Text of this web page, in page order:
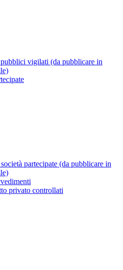
vigilati (da pubblicare in
partecipate (da pubblicare in
privato controllati